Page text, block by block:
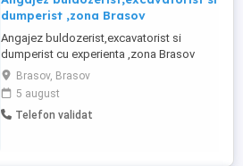
dumperist ,zona Brasov
Angajez buldozerist,excavatorist si
dumperist cu experienta ,zona Brasov
Brasov, Brasov
5 august
Telefon validat